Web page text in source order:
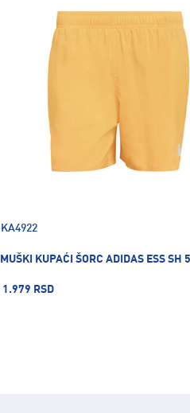
KA4922
MUŠKI KUPAĆI ŠORC ADIDAS ESS SH
1.979 RSD